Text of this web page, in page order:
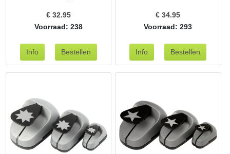
€ 32.95
Voorraad: 238
€34.95
Voorraad: 293